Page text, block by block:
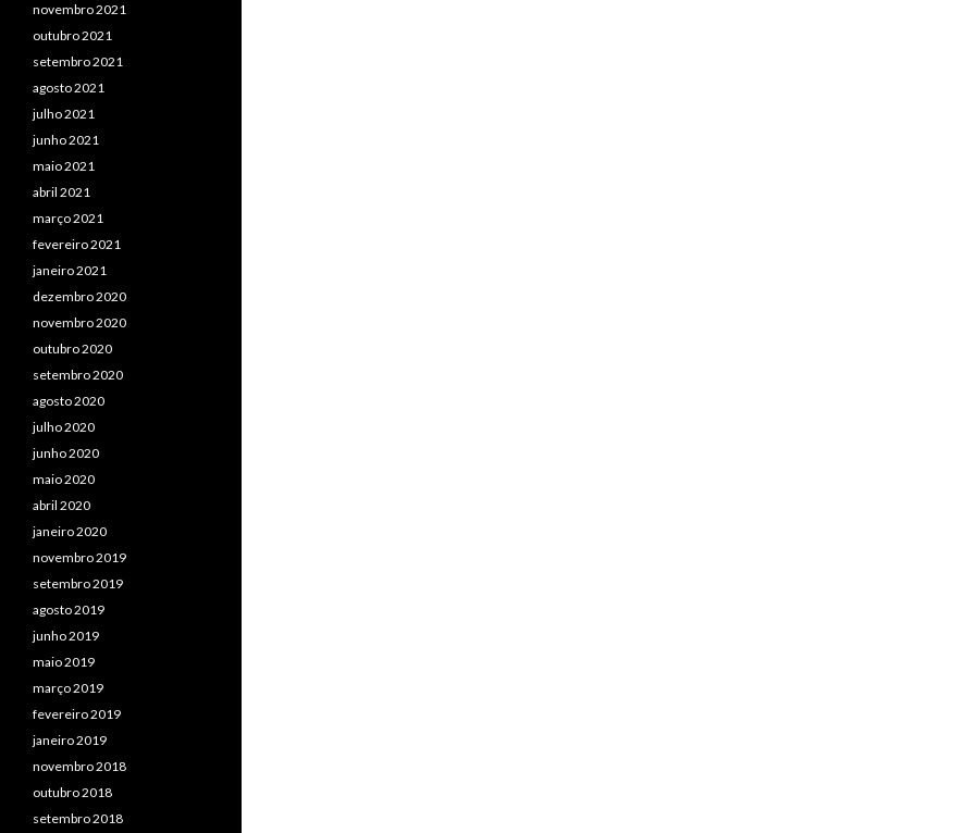
novembro 2021
outubro 2021
setembro 2021
agosto 2021
julho 2021
junho 2021
maio 2021
abril 2021
março 2021
fevereiro 2021
janeiro 2021
dezembro 2020
novembro 2020
outubro 2020
setembro 2020
agosto 2020
julho 2020
junho 2020
maio 2020
abril 2020
janeiro 2020
novembro 2019
setembro 2019
agosto 2019
junho 2019
maio 2019
março 2019
fevereiro 2019
janeiro 2019
novembro 2018
outubro 2018
setembro 2018